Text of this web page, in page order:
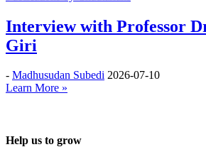
Interview with Professor
Giri
- Madhusudan Subedi 2026-07-10
Learn More »
Help us to grow